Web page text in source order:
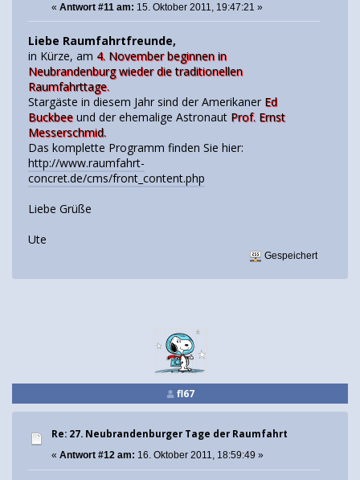
« Antwort #11 am: 15. Oktober 2011, 19:47:21 »
Liebe Raumfahrtfreunde,
in Kürze, am 4. November beginnen in
Neubrandenburg wieder die traditionellen
Raumfahrttage.
Stargäste in diesem Jahr sind der Amerikaner Ed
Buckbee und der ehemalige Astronaut Prof. Ernst
Messerschmid.
Das komplette Programm finden Sie hier:
http://www.raumfahrt-
concret.de/cms/front_content.php
Liebe Grüße
Ute
Gespeichert
fl67
Re: 27. Neubrandenburger Tage der Raumfahrt
« Antwort #12 am: 16. Oktober 2011, 18:59:49 »